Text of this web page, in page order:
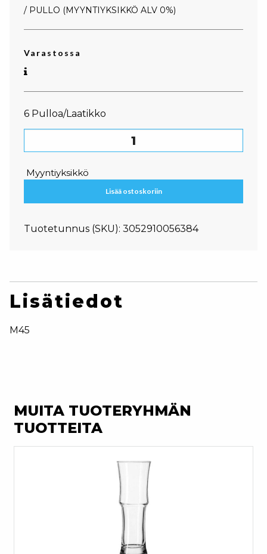
/ PULLO MYYNTIYKSIKKÖ ALV 0%
Varastossa
6 Pulloa/Laatikko
Monin Ruokosokeri 70cl määrä
Myyntiyksikkö
Lisää ostoskoriin
Tuotetunnus (SKU): 3052910056384
Lisätiedot
M45
MUITA TUOTERYHMÄN
TUOTTEITA